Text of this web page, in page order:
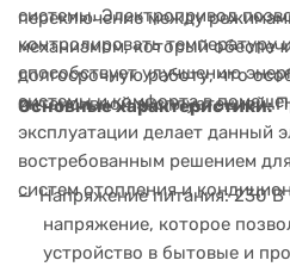
системы. Электропривод
контролировать температуру
способствует улучшению
системы и комфорта в
переключение между
механизмом, который
долгосрочную работу, что
интенсивной эксплуатацией.
эксплуатации делает данный
востребованным решением
систем отопления и
Основные характеристики:
Напряжение питания: 230 В
напряжение, которое
устройство в бытовые и